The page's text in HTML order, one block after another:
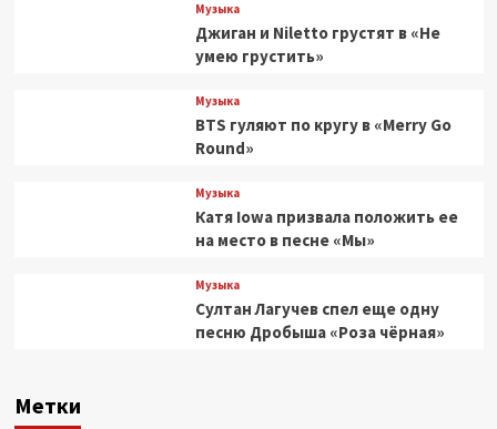
Музыка
Джиган и Niletto грустят в «Не
умею грустить»
Музыка
BTS гуляют по кругу в «Merry Go
Round»
Музыка
Катя Iowa призвала положить ее
на место в песне «Мы»
Музыка
Султан Лагучев спел еще одну
песню Дробыша «Роза чёрная»
Метки